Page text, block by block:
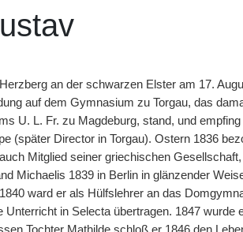
an der schwarzen Elster am 17.
auf dem Gymnasium zu Torgau, das
U. L. Fr. zu Magdeburg, stand, und
(später Director in Torgau). Ostern 1836
Mitglied seiner griechischen
Michaelis 1839 in Berlin in glänzender
ward er als Hülfslehrer an das
in Selecta übertragen. 1847 wurde